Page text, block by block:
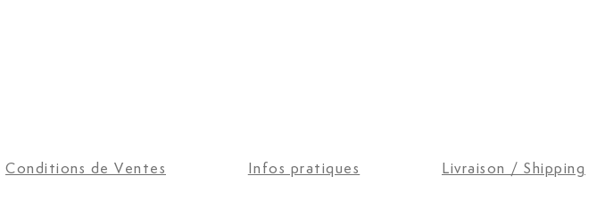
Conditions de Ventes Infos pratiques Livraison / Shipping